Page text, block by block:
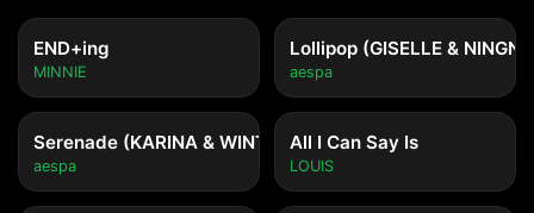
END+ing
MINNIE
Lollipop (GISELLE &
aespa
Serenade (KARINA & WINTER)
aespa
All I Can Say Is
LOUIS